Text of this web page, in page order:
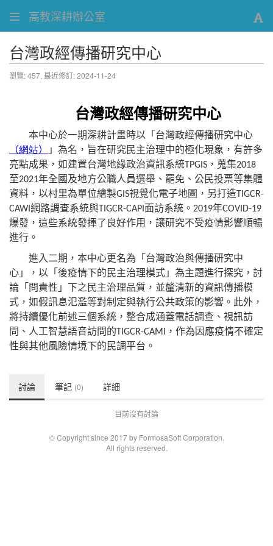
高教深耕辦公室
台灣政經傳播研究中心
瀏覽: 457, 最近修訂: 2024-11-24
台灣政經傳播研究中心
本中心於一期深耕計畫時以「台灣政經傳播研究中心
（網站）
」為名，旨在研究民主治理中的極化現象，有許多
亮點成果，如建置台灣地緣政治資訊系統 TPGIS ，蒐集2018
至2021年全國及地方公職人員選舉、罷免、公民投票等集體
資料，以村里為單位繪製GIS視覺化電子地圖，另打造 TIGCR-
CAWI 網路調查系統與 TIGCR-CAPI 面訪系統。 2019年COVID-19
爆發，這些系統發揮了良好作用，讓研究不受疫情影響順暢
進行。
進入二期，本中心更名為「台灣政治與傳播研究中
心」，以「後疫情下的民主治理模式」為主題進行探究，討
論「問責性」下之民主治理品質，並釐清新的資訊傳播模
式，如假訊息氾濫等對制定與執行公共政策的影響。此外，
將持續優化前述三個系統，整合成涵蓋電話調查、視訊訪
問、人工智慧語音訪問的 TIGCR-CAMI
，作為因應疫情不確定
性與其他風險情境下的民調平台。
討論 筆記 (0) 詳細
目前沒有討論
© Copyright since 2017 by FormosaSoft Corporation.
All rights reserved.